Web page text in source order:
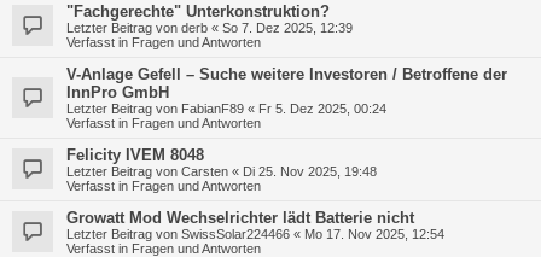
"Fachgerechte" Unterkonstruktion?
Letzter Beitrag von derb « So 7. Dez 2025, 12:39
Verfasst in Fragen und Antworten
V-Anlage Gefell – Suche weitere Investoren / Betroffene der
InnPro GmbH
Letzter Beitrag von FabianF89 « Fr 5. Dez 2025, 00:24
Verfasst in Fragen und Antworten
Felicity IVEM 8048
Letzter Beitrag von Carsten « Di 25. Nov 2025, 19:48
Verfasst in Fragen und Antworten
Growatt Mod Wechselrichter lädt Batterie nicht
Letzter Beitrag von SwissSolar224466 « Mo 17. Nov 2025, 12:54
Verfasst in Fragen und Antworten